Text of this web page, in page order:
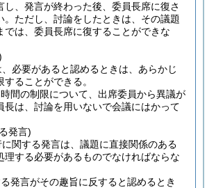
し、発言が終わった後、委員長席に復さ
ただし、討論をしたときは、その議題
では、委員長席に復することができな
必要があると認めるときは、あらかじ
ることができる。
間の制限について、出席委員から異議が
長は、討論を用いないで会議にはかって
発言)
関する発言は、議題に直接関係のある
理する必要があるものでなければならな
発言がその趣旨に反すると認めるとき